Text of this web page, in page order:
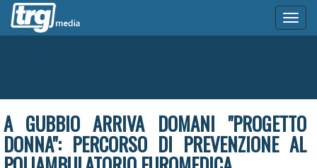
A GUBBIO ARRIVA DOMANI "PROGETTO
DONNA": PERCORSO DI PREVENZIONE AL